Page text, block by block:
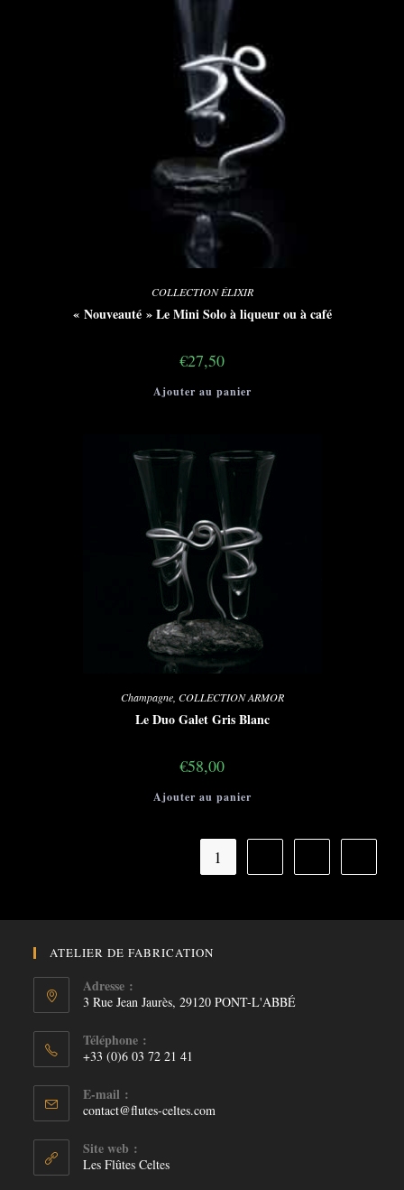
COLLECTION ÉLIXIR
« Nouveauté » Le Mini Solo à liqueur ou à café
€27,50
Ajouter au panier
Champagne, COLLECTION ARMOR
Le Duo Galet Gris Blanc
€58,00
Ajouter au panier
1
ATELIER DE FABRICATION
Adresse :
3 Rue Jean Jaurès, 29120 PONT-L'ABBÉ
Téléphone :
+33 (0)6 03 72 21 41
E-mail :
contact@flutes-celtes.com
Site web :
Les Flûtes Celtes